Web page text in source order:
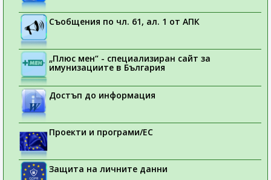
Съобщения по чл. 61, ал. 1 от АПК
„Плюс мен“ - специализиран сайт за
имунизациите в България
Достъп до информация
Проекти и програми/ЕС
Защита на личните данни